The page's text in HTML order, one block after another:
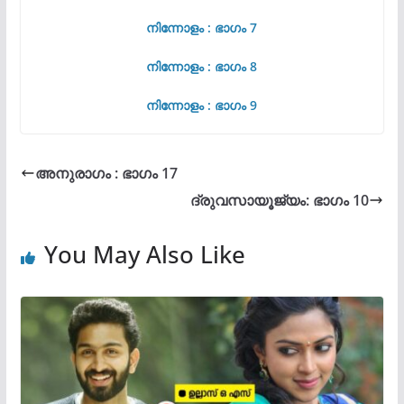
നിന്നോളം : ഭാഗം 7
നിന്നോളം : ഭാഗം 8
നിന്നോളം : ഭാഗം 9
അനുരാഗം : ഭാഗം 17
ദ്രുവസായൂജ്യം: ഭാഗം 10
You May Also Like